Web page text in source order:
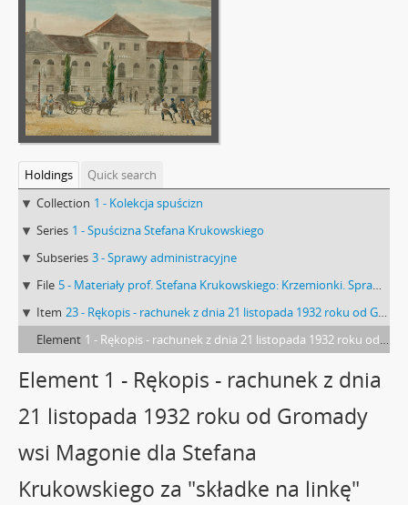
Holdings
Quick search
Collection 1 - Kolekcja spuścizn
Series 1 - Spuścizna Stefana Krukowskiego
Subseries 3 - Sprawy administracyjne
File 5 - Materiały prof. Stefana Krukowskiego: Krzemionki. Sprawy administracyjne
Item 23 - Rękopis - rachunek z dnia 21 listopada 1932 roku od Gromady wsi Magonie dla Stefana Krukowskiego za "składke na linkę"
Element 1 - Rękopis - rachunek z dnia 21 listopada 1932 roku od Gromady wsi Magonie dla Stefana Krukowskiego za "składke na linkę"
Element 1 - Rękopis - rachunek z dnia
21 listopada 1932 roku od Gromady
wsi Magonie dla Stefana
Krukowskiego za "składke na linkę"